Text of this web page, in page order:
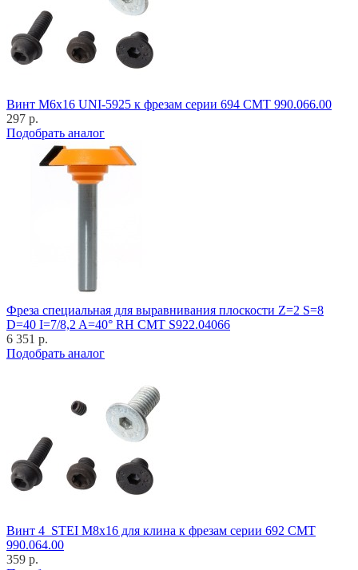
Винт M6x16 UNI-5925 к фрезам серии 694 CMT 990.066.00
297 р.
Подобрать аналог
Фреза специальная для выравнивания плоскости Z=2 S=8
D=40 I=7/8,2 A=40° RH CMT S922.04066
6 351 р.
Подобрать аналог
Винт 4_STEI M8x16 для клина к фрезам серии 692 CMT
990.064.00
359 р.